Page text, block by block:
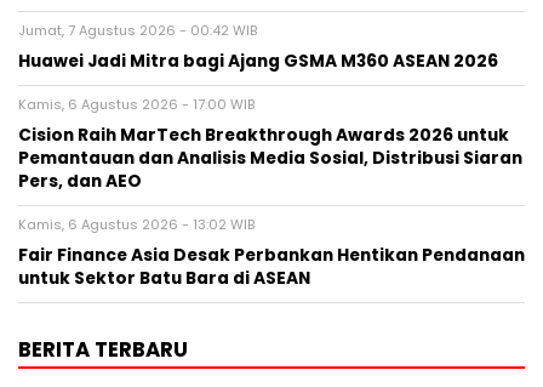
Jumat, 7 Agustus 2026 - 00:42 WIB
Huawei Jadi Mitra bagi Ajang GSMA M360 ASEAN 2026
Kamis, 6 Agustus 2026 - 17:00 WIB
Cision Raih MarTech Breakthrough Awards 2026 untuk
Pemantauan dan Analisis Media Sosial, Distribusi Siaran
Pers, dan AEO
Kamis, 6 Agustus 2026 - 13:02 WIB
Fair Finance Asia Desak Perbankan Hentikan Pendanaan
untuk Sektor Batu Bara di ASEAN
BERITA TERBARU